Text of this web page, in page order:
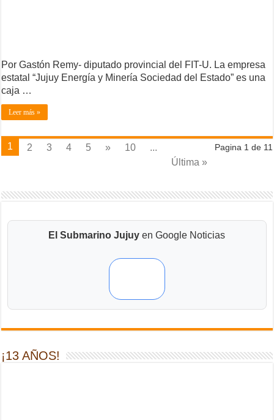
Por Gastón Remy- diputado provincial del FIT-U. La empresa
estatal “Jujuy Energía y Minería Sociedad del Estado” es una
caja …
Leer más »
Pagina 1 de 11
1 2 3 4 5 » 10
...
Última »
El Submarino Jujuy en Google Noticias
¡13 AÑOS!